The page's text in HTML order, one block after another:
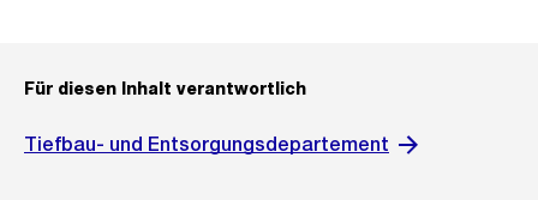
Für diesen Inhalt verantwortlich
Tiefbau- und Entsorgungsdepartement